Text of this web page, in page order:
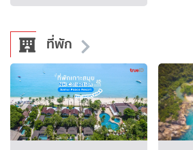
ที่พัก